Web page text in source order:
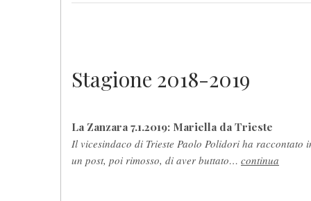
Stagione 2018-2019
La Zanzara 7.1.2019: Mariella da Trieste
Il vicesindaco di Trieste Paolo Polidori ha raccontato
un post, poi rimosso, di aver buttato… continua